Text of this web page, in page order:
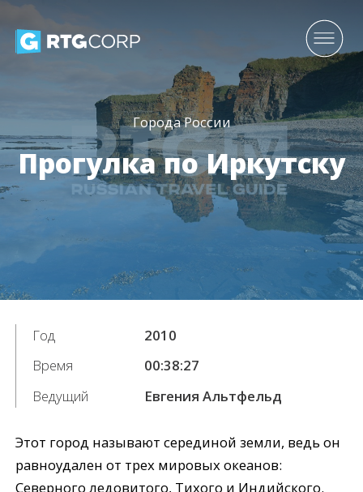
Города России
Прогулка по Иркутску
Год
2010
Время
00:38:27
Ведущий
Евгения Альтфельд
Этот город называют серединой земли, ведь он
равноудален от трех мировых океанов:
Северного ледовитого, Тихого и Индийского.